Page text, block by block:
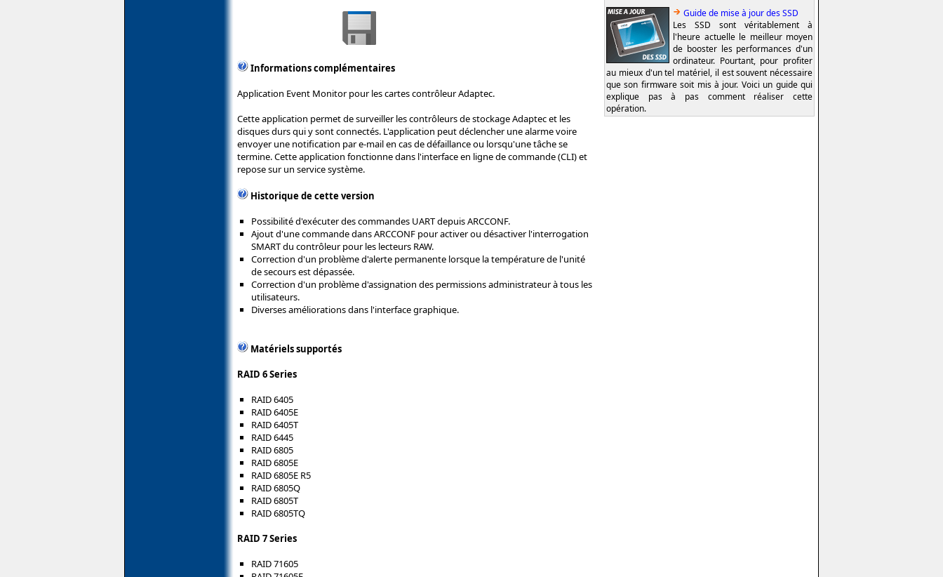
Informations complémentaires
Application Event Monitor pour les cartes contrôleur Adaptec.
Cette application permet de surveiller les contrôleurs de stockage Adaptec et les
disques durs qui y sont connectés. L'application peut déclencher une alarme voire
envoyer une notification par e-mail en cas de défaillance ou lorsqu'une tâche se
termine. Cette application fonctionne dans l'interface en ligne de commande (CLI) et
repose sur un service système.
Historique de cette version
Possibilité d'exécuter des commandes UART depuis ARCCONF.
Ajout d'une commande dans ARCCONF pour activer ou désactiver l'interrogation
SMART du contrôleur pour les lecteurs RAW.
Correction d'un problème d'alerte permanente lorsque la température de l'unité
de secours est dépassée.
Correction d'un problème d'assignation des permissions administrateur à tous les
utilisateurs.
Diverses améliorations dans l'interface graphique.
Matériels supportés
RAID 6 Series
RAID 6405
RAID 6405E
RAID 6405T
RAID 6445
RAID 6805
RAID 6805E
RAID 6805E R5
RAID 6805Q
RAID 6805T
RAID 6805TQ
RAID 7 Series
RAID 71605
Guide de mise à jour des SSD
Les SSD sont véritablement à
l'heure actuelle le meilleur moyen
de booster les performances d'un
ordinateur. Pourtant, pour profiter
au mieux d'un tel matériel, il est souvent nécessaire
que son firmware soit mis à jour. Voici un guide qui
explique pas à pas comment réaliser cette
opération.